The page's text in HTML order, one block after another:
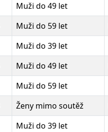
Muži do 49 let
Muži do 59 let
Muži do 39 let
Muži do 49 let
Muži do 59 let
Ženy mimo soutěž
Muži do 39 let